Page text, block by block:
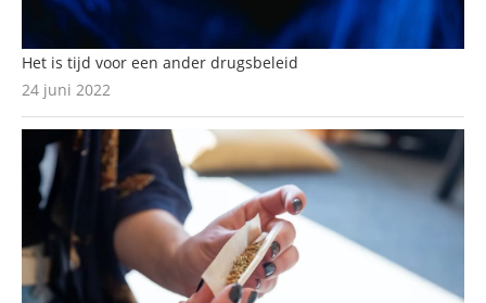
Het is tijd voor een ander drugsbeleid
24 juni 2022